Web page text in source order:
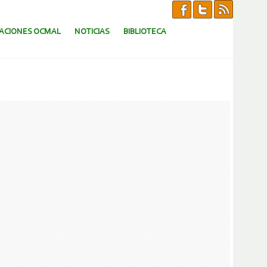
OCMAL NOTICIAS BIBLIOTECA